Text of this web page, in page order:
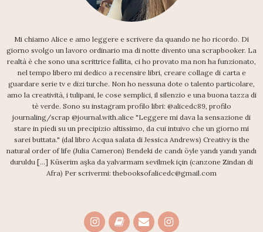
Mi chiamo Alice e amo leggere e scrivere da quando ne ho ricordo. Di
giorno svolgo un lavoro ordinario ma di notte divento una scrapbooker. La
realtà è che sono una scrittrice fallita, ci ho provato ma non ha funzionato,
nel tempo libero mi dedico a recensire libri, creare collage di carta e
guardare serie tv e dizi turche. Non ho nessuna dote o talento particolare,
amo la creatività, i tulipani, le cose semplici, il silenzio e una buona tazza di
tè verde. Sono su instagram profilo libri: @alicedc89, profilo
journaling/scrap @journal.with.alice "Leggere mi dava la sensazione di
stare in piedi su un precipizio altissimo, da cui intuivo che un giorno mi
sarei buttata." (dal libro Acqua salata di Jessica Andrews) Creativy is the
natural order of life (Julia Cameron) Bendeki de candı öyle yandı yandı yandı
duruldu [...] Küserim aşka da yalvarmam sevilmek için (canzone Zindan di
Afra) Per scrivermi: thebooksofalicedc@gmail.com